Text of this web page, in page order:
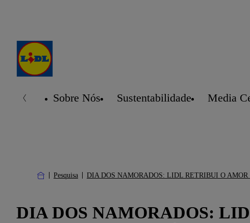
Sobre Nós Sustentabilidade Media
Pesquisa DIA DOS NAMORADOS: LIDL RETRIBUI O
DIA DOS NAMORADOS: